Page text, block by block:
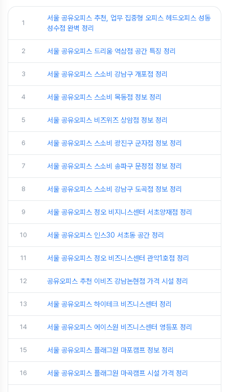
1
서울 공유오피스 추천, 업무 집중형 오피스 헤드오피스 성동
성수점 완벽 정리
2 서울 공유오피스 드리움 역삼점 공간 특징 정리
3 서울 공유오피스 스소비 강남구 개포점 정리
4 서울 공유오피스 스소비 목동점 정보 정리
5 서울 공유오피스 비즈위즈 상암점 정보 정리
6 서울 공유오피스 스소비 광진구 군자점 정보 정리
7 서울 공유오피스 스소비 송파구 문정점 정보 정리
8 서울 공유오피스 스소비 강남구 도곡점 정보 정리
9 서울 공유오피스 정오 비지니스센터 서초양재점 정리
10 서울 공유오피스 인스30 서초동 공간 정리
11 서울 공유오피스 정오 비즈니스센터 관악1호점 정리
12 공유오피스 추천 이비즈 강남논현점 가격 시설 정리
13 서울 공유오피스 하이테크 비즈니스센터 정리
14 서울 공유오피스 에이스원 비즈니스센터 영등포 정리
15 서울 공유오피스 플래그원 마포캠프 정보 정리
16 서울 공유오피스 플래그원 마곡캠프 시설 가격 정리